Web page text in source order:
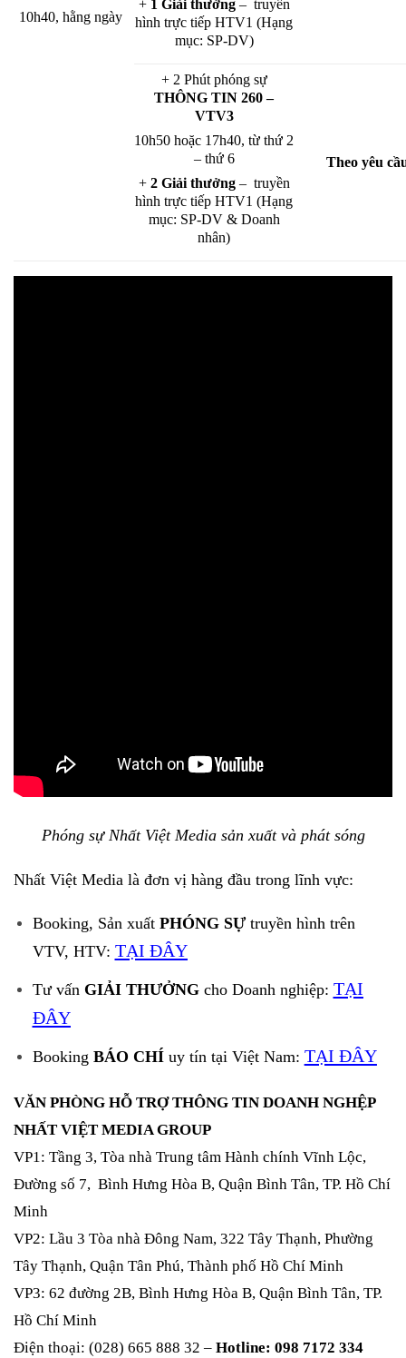
10h40, hằng ngày
+ 1 Giải thưởng– truyền
hình trực tiếp HTV1 (Hạng
mục: SP-DV)
+ 2 Phút phóng sự
THÔNG TIN 260 –
VTV3
10h50 hoặc 17h40, từ thứ 2
– thứ 6
+ 2 Giải thưởng– truyền
hình trực tiếp HTV1 (Hạng
mục: SP-DV & Doanh
nhân)
Theo yêu
Phóng sự Nhất Việt Media sản xuất và phát sóng
Nhất Việt Media là đơn vị hàng đầu trong lĩnh vực:
Booking, Sản xuất PHÓNG SỰtruyền hình trên
VTV, HTV: TẠI ĐÂY
Tư vấn GIẢI THƯỞNGcho Doanh nghiệp: TẠI
ĐÂY
Booking BÁO CHÍuy tín tại Việt Nam: TẠI ĐÂY
VĂN PHÒNG HỖ TRỢ THÔNG TIN DOANH NGHỆP
NHẤT VIỆT MEDIA GROUP
VP1: Tầng 3, Tòa nhà Trung tâm Hành chính Vĩnh Lộc,
Đường số 7, Bình Hưng Hòa B, Quận Bình Tân, TP. Hồ Chí
Minh
VP2: Lầu 3 Tòa nhà Đông Nam, 322 Tây Thạnh, Phường
Tây Thạnh, Quận Tân Phú, Thành phố Hồ Chí Minh
VP3: 62 đường 2B, Bình Hưng Hòa B, Quận Bình Tân, TP.
Hồ Chí Minh
Điện thoại: (028) 665 888 32 – Hotline: 098 7172 334